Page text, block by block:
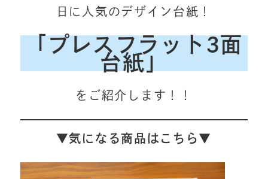
日に人気のデザイン台紙！
「プレスフラット3面
台紙」
をご紹介します！！
▼気になる商品はこちら▼